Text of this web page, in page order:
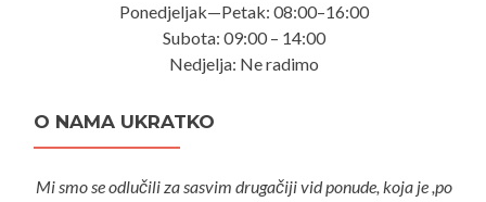
Ponedjeljak—Petak: 08:00–16:00
Subota: 09:00 – 14:00
Nedjelja: Ne radimo
O NAMA UKRATKO
Mi smo se odlučili za sasvim drugačiji vid ponude, koja je ,po